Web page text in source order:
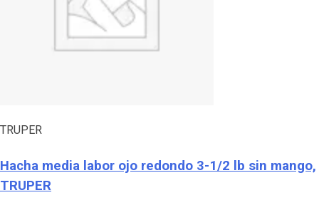
TRUPER
Hacha media labor ojo redondo 3-1/2 lb sin mango,
TRUPER